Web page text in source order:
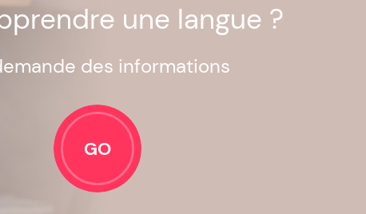
une langue ?
des informations
GO